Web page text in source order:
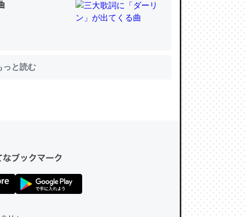
してる。電池残量や充電中かが分かるのでこ
。ITツール導入でコミュニケーションが劇的に変化し
すると1週間とかの人が多いそうだけど、それ
。ITツール導入でコミュニケーションが劇的に変化し
っと読む